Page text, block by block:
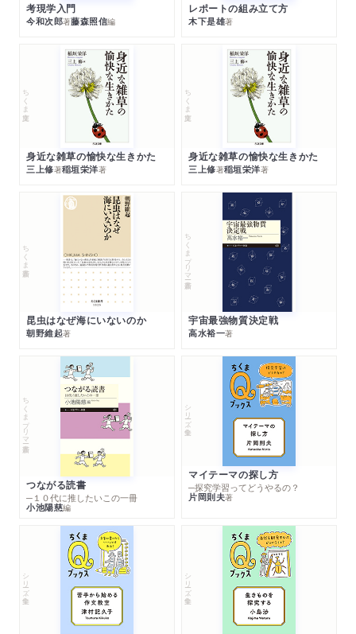
考現学入門
今和次郎著藤森照信編
レポートの組み立て方
木下是雄著
ちくま文庫
身近な雑草の愉快な生きかた
三上修著稲垣栄洋著
ちくま文庫
身近な雑草の愉快な生きかた
三上修著稲垣栄洋著
ちくま新書
昆虫はなぜ海にいないのか
朝野維起著
ちくまプリマー新書
宇宙最強物質決定戦
高水裕一著
ちくまプリマー新書
つながる読書
─１０代に推したいこの一冊
小池陽慈編
シリーズ・全集
マイテーマの探し方
─探究学習ってどうやるの？
片岡則夫著
シリーズ・全集 シリーズ・全集